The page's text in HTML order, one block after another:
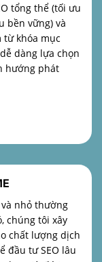
tổng thể (tối ưu
bền vững) và
từ khóa mục
dàng lựa chọn
hướng phát
nhỏ thường
chúng tôi xây
chất lượng dịch
đầu tư SEO lâu